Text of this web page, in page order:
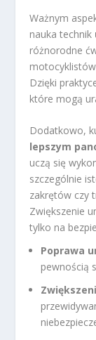
Ważnym
nauka technik
różnorodne
Dzięki
które mogą
Dodatkowo,
lepszym
uczą się
szczególnie
zakrętów czy
Zwiększenie
tylko na
Poprawa
pewnością